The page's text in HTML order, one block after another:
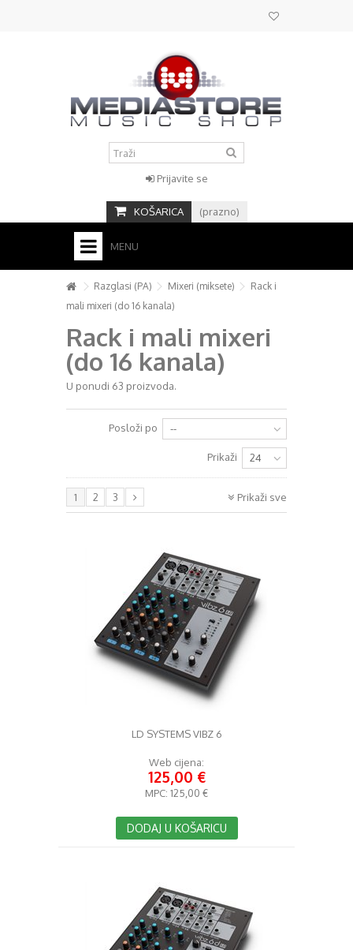
Prijavite se
KOŠARICA (prazno)
MENU
HOME
STUDIO
RAZGLASI (PA)
+
KLAVIJATURE
+
+
+
BUBNJEVI
KONTAKT
DJ OPREMA
Razglasi (PA) Mixeri (miksete)
Rack i
mali mixeri (do 16 kanala)
Rack i mali mixeri
(do 16 kanala)
U ponudi 63 proizvoda.
Posloži po --
Prikaži 24
Prikaži sve
1 2 3
LD SYSTEMS VIBZ 6
Web cijena:
125,00 €
MPC: 125,00 €
DODAJ U KOŠARICU